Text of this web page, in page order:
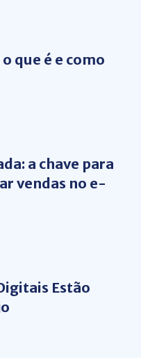
que é e como
a chave para
vendas no e-
Estão